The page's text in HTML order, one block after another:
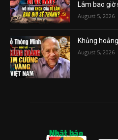
Lâm bao giờ
August 5, 2026
Khủng
August 5, 2026